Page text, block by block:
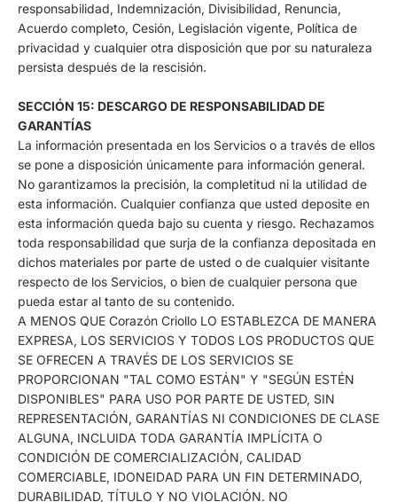
responsabilidad, Indemnización, Divisibilidad, Renuncia,
Acuerdo completo, Cesión, Legislación vigente, Política de
privacidad y cualquier otra disposición que por su naturaleza
persista después de la rescisión.
SECCIÓN 15: DESCARGO DE RESPONSABILIDAD DE
GARANTÍAS
La información presentada en los Servicios o a través de ellos
se pone a disposición únicamente para información general.
No garantizamos la precisión, la completitud ni la utilidad de
esta información. Cualquier confianza que usted deposite en
esta información queda bajo su cuenta y riesgo. Rechazamos
toda responsabilidad que surja de la confianza depositada en
dichos materiales por parte de usted o de cualquier visitante
respecto de los Servicios, o bien de cualquier persona que
pueda estar al tanto de su contenido.
A MENOS QUE Corazón Criollo LO ESTABLEZCA DE MANERA
EXPRESA, LOS SERVICIOS Y TODOS LOS PRODUCTOS QUE
SE OFRECEN A TRAVÉS DE LOS SERVICIOS SE
PROPORCIONAN "TAL COMO ESTÁN" Y "SEGÚN ESTÉN
DISPONIBLES" PARA USO POR PARTE DE USTED, SIN
REPRESENTACIÓN, GARANTÍAS NI CONDICIONES DE CLASE
ALGUNA, INCLUIDA TODA GARANTÍA IMPLÍCITA O
CONDICIÓN DE COMERCIALIZACIÓN, CALIDAD
COMERCIABLE, IDONEIDAD PARA UN FIN DETERMINADO,
DURABILIDAD, TÍTULO Y NO VIOLACIÓN. NO